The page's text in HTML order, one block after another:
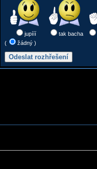
jupííí tak bacha
(
žádný )